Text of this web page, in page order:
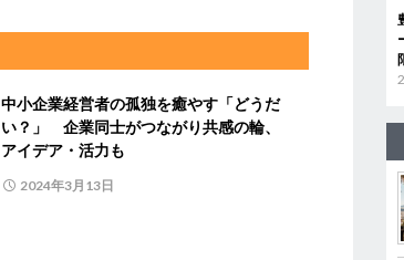
中小企業経営者の孤独を癒やす「どうだ
い？」 企業同士がつながり共感の輪、
アイデア・活力も
2024年3月13日